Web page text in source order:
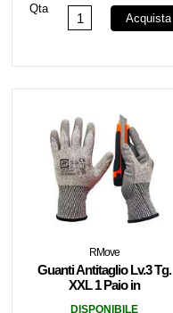
Qta
Acquista
RMove
Guanti Antitaglio Lv.3 Tg.
XXL 1 Paio in
DISPONIBILE